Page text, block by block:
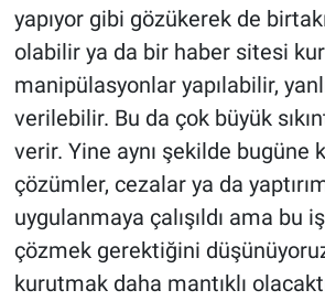
yapıyor gibi gözükerek de
olabilir ya da bir haber sitesi
manipülasyonlar yapılabilir,
verilebilir. Bu da çok büyük
verir. Yine aynı şekilde bugüne
çözümler, cezalar ya da
uygulanmaya çalışıldı ama bu
çözmek gerektiğini
kurutmak daha mantıklı